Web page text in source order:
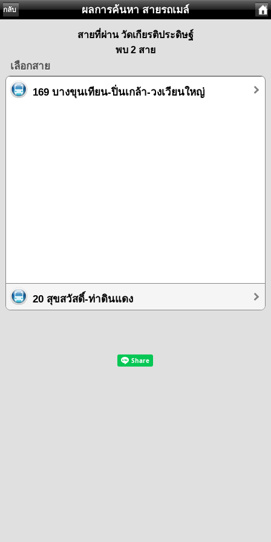
กลับ ผลการค้นหา สายรถเมล์
สายที่ผ่าน วัดเกียรติประดิษฐ์
พบ 2 สาย
เลือกสาย
169 บางขุนเทียน-ปิ่นเกล้า-วงเวียนใหญ่
20 สุขสวัสดิ์-ท่าดินแดง